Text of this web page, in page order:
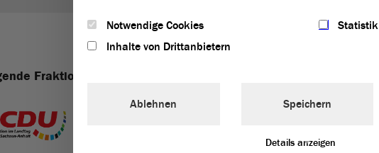
Fraktionen sind im Landtag von Sachsen-Anhalt vertreten:
Notwendige Cookies
Statistik
Inhalte von Drittanbietern
Ablehnen Speichern
Details anzeigen